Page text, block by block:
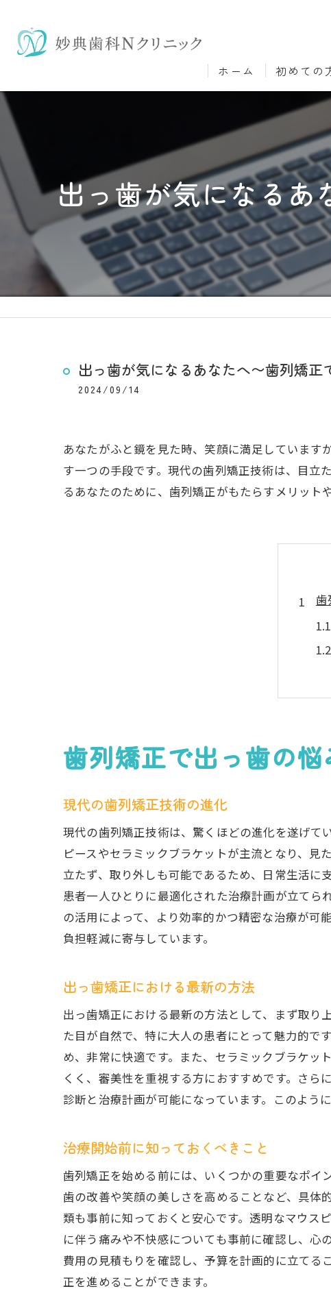
ホーム 初めての
出っ歯が気になるあ
出っ歯が気になるあなたへ〜歯列矯正
2024/09/14
あなたがふと鏡を見た時、笑顔に満足していま
す一つの手段です。現代の歯列矯正技術は、目立
るあなたのために、歯列矯正がもたらすメリット
歯
出
出
歯
歯列矯正で出っ歯の
現代の歯列矯正技術の進化
現代の歯列矯正技術は、驚くほどの進化を遂げて
ピースやセラミックブラケットが主流となり、見
立たず、取り外しも可能であるため、日常生活に
患者一人ひとりに最適化された治療計画が立て
の活用によって、より効率的かつ精密な治療が可
負担軽減に寄与しています。
出っ歯矯正における最新の方法
出っ歯矯正における最新の方法として、まず取り
た目が自然で、特に大人の患者にとって魅力的で
め、非常に快適です。また、セラミックブラケッ
くく、審美性を重視する方におすすめです。さ
診断と治療計画が可能になっています。このよう
治療開始前に知っておくべきこと
歯列矯正を始める前には、いくつかの重要なポイ
歯の改善や笑顔の美しさを高めることなど、具体
類も事前に知っておくと安心です。透明なマウス
に伴う痛みや不快感についても事前に確認し、心
費用の見積もりを確認し、予算を計画的に立てる
正を進めることができます。